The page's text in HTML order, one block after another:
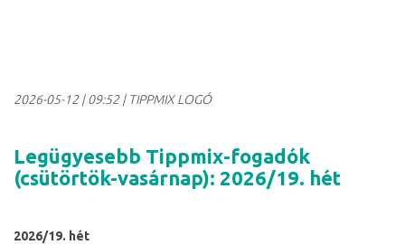
2026-05-12|09:52| TIPPMIX LOGÓ
Legügyesebb Tippmix-fogadók
(csütörtök-vasárnap): 2026/19. hét
2026/19. hét